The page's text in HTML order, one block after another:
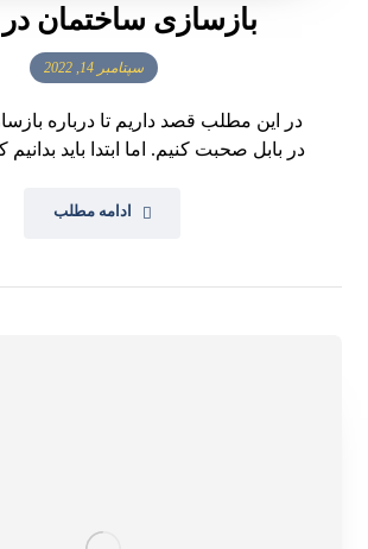
بازسازی ساختمان در
سپتامبر 14, 2022
در این مطلب قصد داریم تا درباره
در بابل صحبت کنیم. اما ابتدا باید
ادامه مطلب